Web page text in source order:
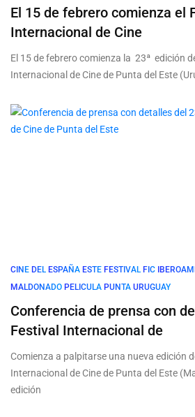
El 15 de febrero comienza el
Internacional de Cine
El 15 de febrero comienza la 23ª edición
Internacional de Cine de Punta del Este
CINE DEL ESPAÑA ESTE FESTIVAL FIC
MALDONADO PELICULA PUNTA URUGUAY
Conferencia de prensa con
Festival Internacional de
Comienza a palpitarse una nueva edición
Internacional de Cine de Punta del Este
edición